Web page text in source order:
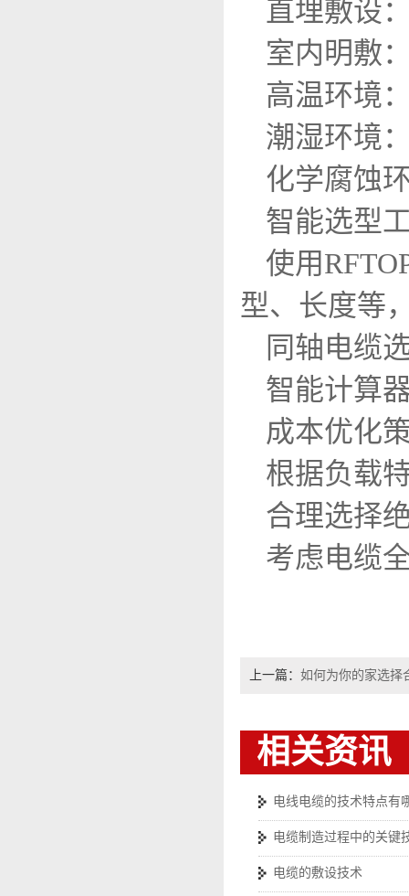
直埋敷设
室内明敷
高温环境
潮湿环境
化学腐蚀
智能选型
使用
型、长度等
同轴电缆
智能计算
成本优化
根据负载
合理选择
考虑电缆
上一篇： 如何为你的家选择
相关资讯
电线电缆的技术特点有
电缆制造过程中的关键
电缆的敷设技术